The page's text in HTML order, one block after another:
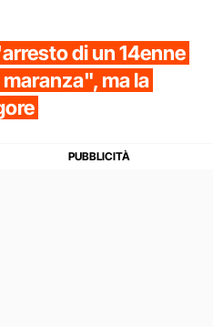
di un 14enne
ma la